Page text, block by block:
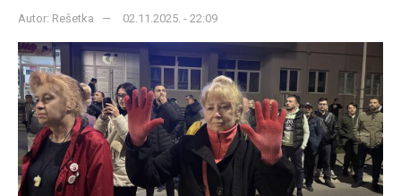
Autor: Rešetka 02.11.2025. - 22:09